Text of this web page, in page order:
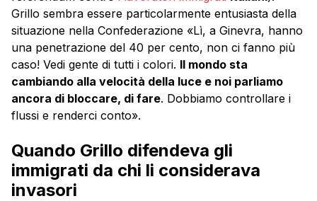
Grillo sembra essere particolarmente entusiasta della
situazione nella Confederazione «Lì, a Ginevra, hanno
una penetrazione del 40 per cento, non ci fanno più
caso! Vedi gente di tutti i colori. Il mondo sta
cambiando alla velocità della luce e noi parliamo
ancora di bloccare, di fare. Dobbiamo controllare i
flussi e renderci conto».
Quando Grillo difendeva gli
immigrati da chi li considerava
invasori